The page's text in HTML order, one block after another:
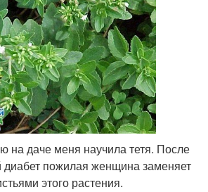
на даче меня научила тетя. После
диабет пожилая женщина заменяет
этого растения.